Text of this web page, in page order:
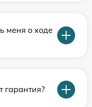
меня о ходе
гарантия?